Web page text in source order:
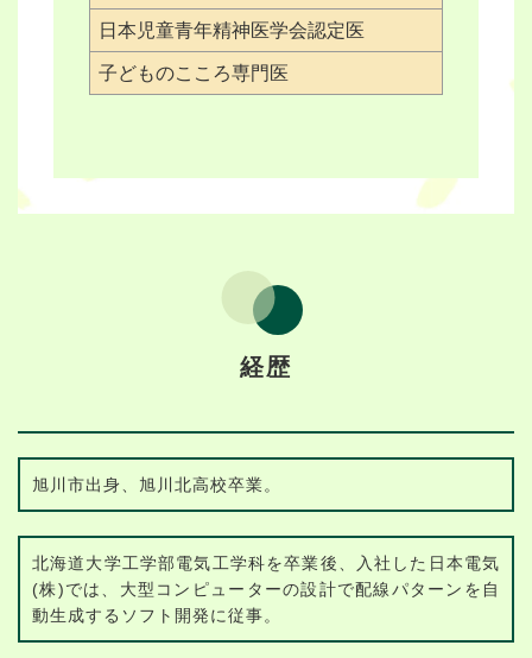
日本児童青年精神医学会認定医
子どものこころ専門医
経歴
旭川市出身、旭川北高校卒業。
北海道大学工学部電気工学科を卒業後、入社した日本電気
(株)では、大型コンピューターの設計で配線パターンを自
動生成するソフト開発に従事。